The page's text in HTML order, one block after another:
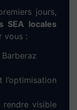
à votre
d’activité à
:
contenu,
et